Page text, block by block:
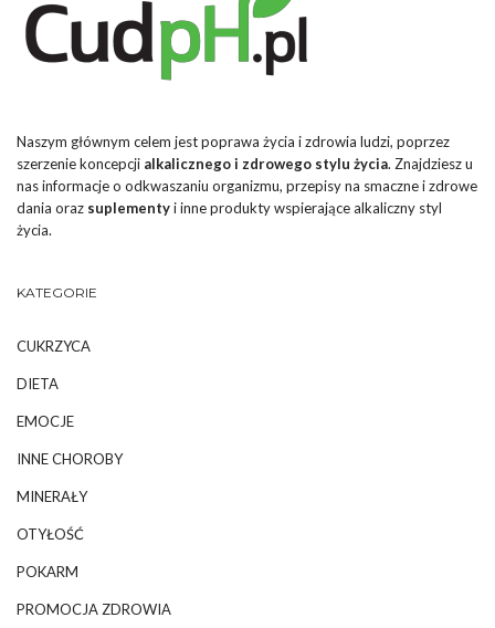
Naszym głównym celem jest poprawa życia i zdrowia ludzi, poprzez
szerzenie koncepcji alkalicznego i zdrowego stylu życia. Znajdziesz u
nas informacje o odkwaszaniu organizmu, przepisy na smaczne i zdrowe
dania oraz suplementyi inne produkty wspierające alkaliczny styl
życia.
KATEGORIE
CUKRZYCA
DIETA
EMOCJE
INNE CHOROBY
MINERAŁY
OTYŁOŚĆ
POKARM
PROMOCJA ZDROWIA